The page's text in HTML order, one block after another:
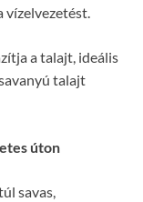
vízelvezetést.
a talajt, ideális
talajt
úton
savas,